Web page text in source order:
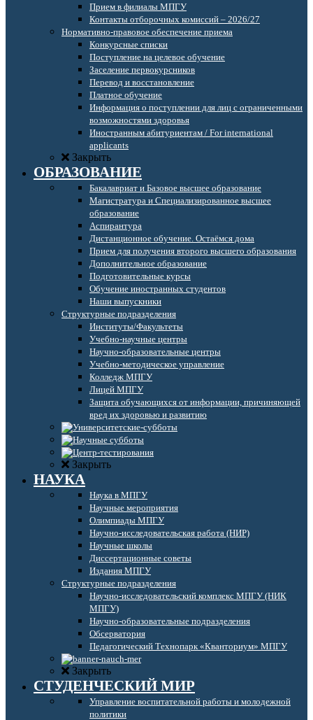
Прием в филиалы МПГУ
Контакты отборочных комиссий – 2026/27
Нормативно-правовое обеспечение приема
Конкурсные списки
Поступление на целевое обучение
Заселение первокурсников
Перевод и восстановление
Платное обучение
Информация о поступлении для лиц с ограниченными
возможностями здоровья
Иностранным абитуриентам / For international
applicants
Закрыть
ОБРАЗОВАНИЕ
Бакалавриат и Базовое высшее образование
Магистратура и Специализированное высшее
образование
Аспирантура
Дистанционное обучение. Остаёмся дома
Прием для получения второго высшего образования
Дополнительное образование
Подготовительные курсы
Обучение иностранных студентов
Наши выпускники
Структурные подразделения
Институты/Факультеты
Учебно-научные центры
Научно-образовательные центры
Учебно-методическое управление
Колледж МПГУ
Лицей МПГУ
Защита обучающихся от информации, причиняющей
вред их здоровью и развитию
Закрыть
НАУКА
Наука в МПГУ
Научные мероприятия
Олимпиады МПГУ
Научно-исследовательская работа (НИР)
Научные школы
Диссертационные советы
Издания МПГУ
Структурные подразделения
Научно-исследовательский комплекс МПГУ (НИК
МПГУ)
Научно-образовательные подразделения
Обсерватория
Педагогический Технопарк «Кванториум» МПГУ
Закрыть
СТУДЕНЧЕСКИЙ МИР
Управление воспитательной работы и молодежной
политики